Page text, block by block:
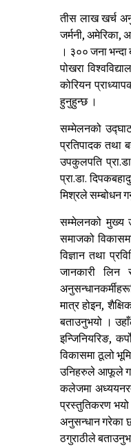
तीस लाख खर्च
जर्मनी, अमेरिका,
। ३०० जना
पोखरा
कोरियन
हुनुहुन्छ ।
सम्मेलनको
प्रतिपादक तथा
उपकुलपति
प्रा.डा.
मिश्रले सम्बोधन
सम्मेलनको मुख्य
समाजको
विज्ञान तथा
जानकारी लिन
मात्र होइन,
बताउनुभयो ।
इन्जिनियरिङ,
विकासमा ठूलो
उनिहरुले आफूले
कलेजमा अध्ययनरत
प्रस्तुतिकरण
अनुसन्धान गरेका
ठगुराठीले